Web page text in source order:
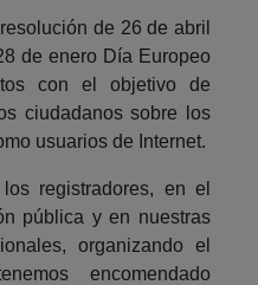
de 26 de abril
de enero Día Europeo
con el objetivo de
ciudadanos sobre los
usuarios de Internet.
registradores, en el
pública y en nuestras
organizando el
encomendado